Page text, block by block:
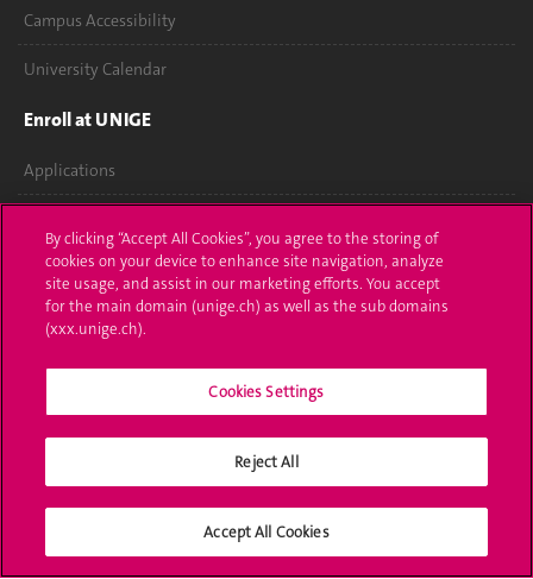
Campus Accessibility
University Calendar
Enroll at UNIGE
Applications
Ask a question
Contact
Media
Library
Social Media
By clicking “Accept All Cookies”, you agree to the storing of
cookies on your device to enhance site navigation, analyze
site usage, and assist in our marketing efforts. You accept
for the main domain (unige.ch) as well as the sub domains
(xxx.unige.ch).
Cookies Settings
Reject All
Accept All Cookies